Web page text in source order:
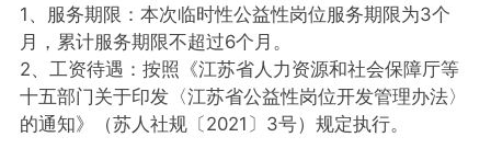
1、服务期限：本次临时性公益性岗位服务期限为3个
月，累计服务期限不超过6个月。
2、工资待遇：按照《江苏省人力资源和社会保障厅等
十五部门关于印发〈江苏省公益性岗位开发管理办法〉
的通知》（苏人社规〔2021〕3号）规定执行。